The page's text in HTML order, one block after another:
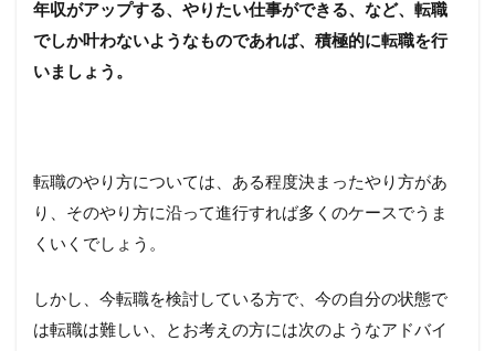
年収がアップする、やりたい仕事ができる、など、転職
でしか叶わないようなものであれば、積極的に転職を行
いましょう。
転職のやり方については、ある程度決まったやり方があ
り、そのやり方に沿って進行すれば多くのケースでうま
くいくでしょう。
しかし、今転職を検討している方で、今の自分の状態で
は転職は難しい、とお考えの方には次のようなアドバイ